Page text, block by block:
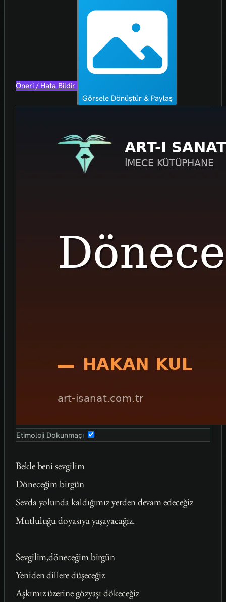
Öneri / Hata Bildir
Görsele Dönüştür & Paylaş
Etimoloji Dokunmaçı
Bekle beni sevgilim
Döneceğim birgün
Sevdayolunda kaldığımız yerdendevamedeceğiz
Mutluluğu doyasıya yaşayacağız.
Sevgilim,döneceğim birgün
Yeniden dillere düşeceğiz
Aşkımız üzerine gözyaşı dökeceğiz